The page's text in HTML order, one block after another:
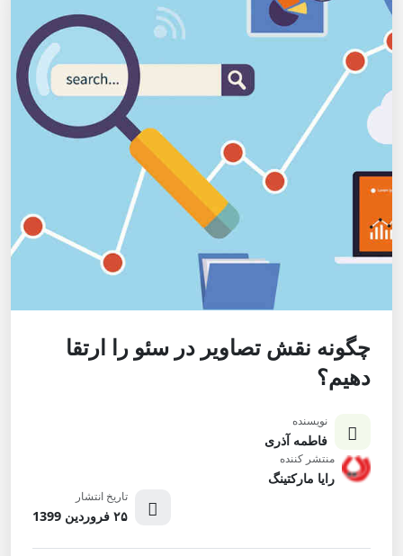
چگونه نقش تصاویر در سئو را ارتقا
دهیم؟
نویسنده
فاطمه آذری
منتشر کننده
رایا مارکتینگ
تاریخ انتشار
۲۵ فروردین 1399